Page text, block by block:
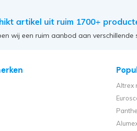
artikel uit ruim 1700+
wij een ruim aanbod aan
Altrex